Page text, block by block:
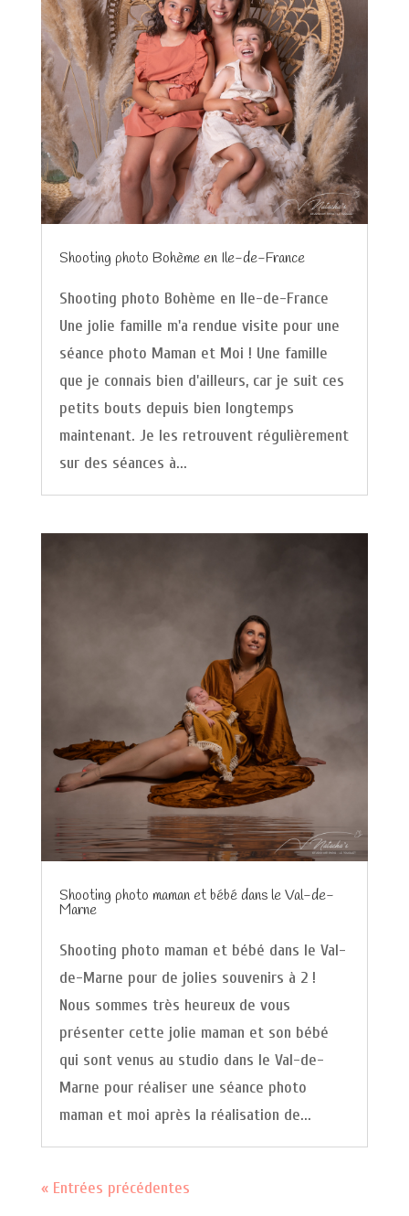
Shooting photo Bohème en Ile-de-France
Shooting photo Bohème en Ile-de-France
Une jolie famille m'a rendue visite pour une
séance photo Maman et Moi ! Une famille
que je connais bien d'ailleurs, car je suit ces
petits bouts depuis bien longtemps
maintenant. Je les retrouvent régulièrement
sur des séances à...
Shooting photo maman et bébé dans le Val-de-
Marne
Shooting photo maman et bébé dans le Val-
de-Marne pour de jolies souvenirs à 2 !
Nous sommes très heureux de vous
présenter cette jolie maman et son bébé
qui sont venus au studio dans le Val-de-
Marne pour réaliser une séance photo
maman et moi après la réalisation de...
« Entrées précédentes